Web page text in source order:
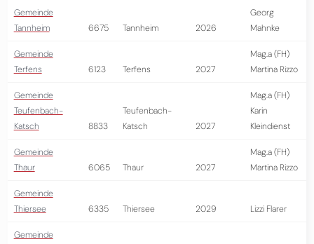
Gemeinde
Tannheim
6675 Tannheim 2026
Georg
Mahnke
Gemeinde
Terfens
6123 Terfens 2027
Mag.a (FH)
Martina Rizzo
Gemeinde
Teufenbach-
Katsch
8833
Teufenbach-
Katsch
2027
Mag.a (FH)
Karin
Kleindienst
Gemeinde
Thaur
6065 Thaur 2027
Mag.a (FH)
Martina Rizzo
Gemeinde
Thiersee
6335 Thiersee 2029 Lizzi Flarer
Gemeinde